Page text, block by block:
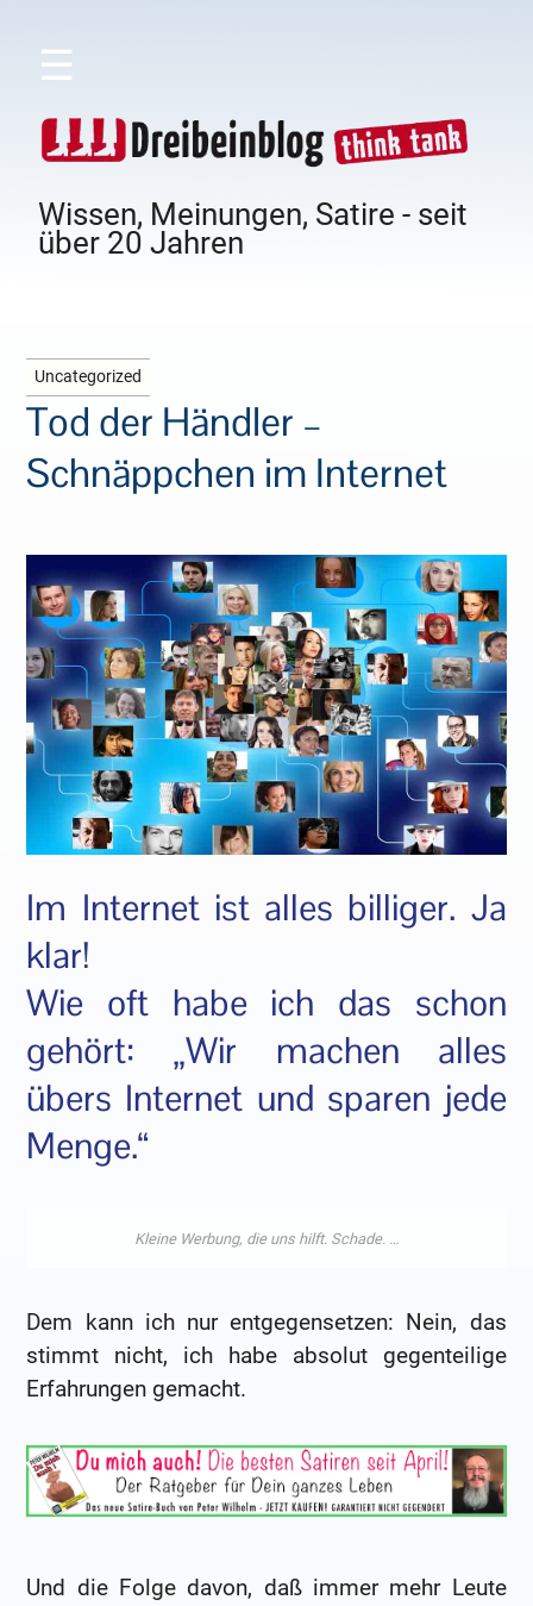
☰
Wissen, Meinungen, Satire - seit
über 20 Jahren
Uncategorized
Tod der Händler –
Schnäppchen im Internet
Im Internet ist alles billiger. Ja
klar!
Wie oft habe ich das schon
gehört: „Wir machen alles
übers Internet und sparen jede
Menge.“
Dem kann ich nur entgegensetzen: Nein, das
stimmt nicht, ich habe absolut gegenteilige
Erfahrungen gemacht.
Und die Folge davon, daß immer mehr Leute